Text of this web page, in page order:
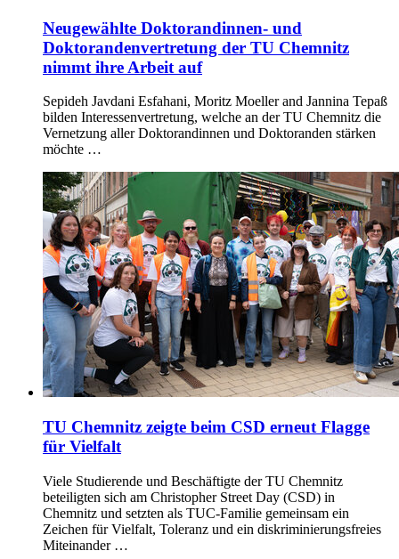
Neugewählte Doktorandinnen- und
Doktorandenvertretung der TU Chemnitz
nimmt ihre Arbeit auf
Sepideh Javdani Esfahani, Moritz Moeller and Jannina Tepaß
bilden Interessenvertretung, welche an der TU Chemnitz die
Vernetzung aller Doktorandinnen und Doktoranden stärken
möchte …
TU Chemnitz zeigte beim CSD erneut Flagge
für Vielfalt
Viele Studierende und Beschäftigte der TU Chemnitz
beteiligten sich am Christopher Street Day (CSD) in
Chemnitz und setzten als TUC-Familie gemeinsam ein
Zeichen für Vielfalt, Toleranz und ein diskriminierungsfreies
Miteinander …